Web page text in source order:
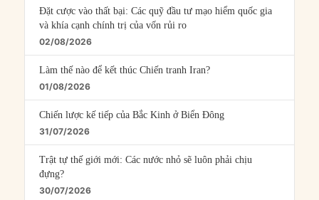
Đặt cược vào thất bại: Các quỹ đầu tư mạo hiểm quốc gia
và khía cạnh chính trị của vốn rủi ro
02/08/2026
Làm thế nào để kết thúc Chiến tranh Iran?
01/08/2026
Chiến lược kế tiếp của Bắc Kinh ở Biển Đông
31/07/2026
Trật tự thế giới mới: Các nước nhỏ sẽ luôn phải chịu
đựng?
30/07/2026